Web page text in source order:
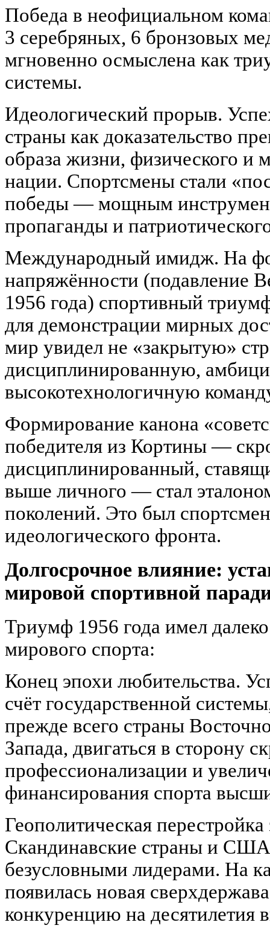
Победа в неофициальном
3 серебряных, 6 бронзовых
мгновенно осмыслена как
системы.
Идеологический прорыв.
страны как доказательство
образа жизни, физического и
нации. Спортсмены стали
победы — мощным
пропаганды и
Международный имидж. На
напряжённости (подавление
1956 года) спортивный
для демонстрации мирных
мир увидел не «закрытую»
дисциплинированную,
высокотехнологичную
Формирование канона
победителя из Кортины —
дисциплинированный,
выше личного — стал
поколений. Это был
идеологического фронта.
Долгосрочное влияние:
мировой спортивной
Триумф 1956 года имел
мирового спорта:
Конец эпохи любительства.
счёт государственной
прежде всего страны
Запада, двигаться в сторону
профессионализации и
финансирования спорта
Геополитическая
Скандинавские страны и США
безусловными лидерами. На
появилась новая
конкуренцию на десятилетия